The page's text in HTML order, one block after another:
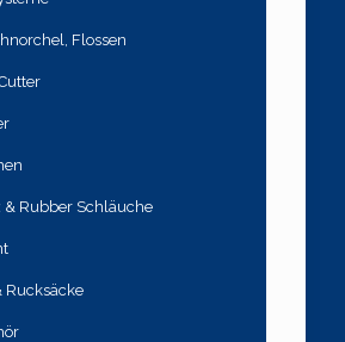
Flossen
& Rubber Schläuche
Rucksäcke